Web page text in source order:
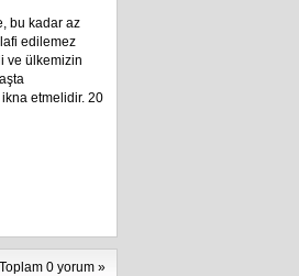
bu kadar az
edilemez
ve ülkemizin
etmelidir. 20
Toplam 0 yorum »